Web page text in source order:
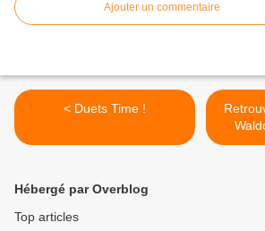
Ajouter un commentaire
< Duets Time !
Rossa
Hébergé par Overblog
Top articles